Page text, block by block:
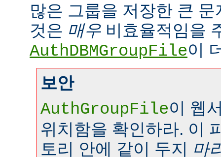
많은 그룹을 저장한 큰
것은 매우 비효율적임을
AuthDBMGroupFile이
보안
AuthGroupFile이 웹
위치함을 확인하라. 이
토리 안에 같이 두지 마